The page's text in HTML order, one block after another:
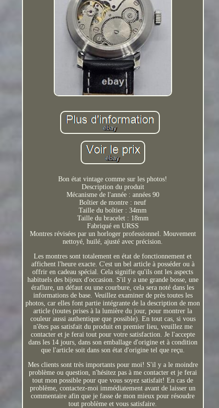
Bon état vintage comme sur les photos!
Description du produit
Mécanisme de l'année : années 90
Boîtier de montre : neuf
Taille du boîtier : 34mm
Taille du bracelet : 18mm
Fabriqué en URSS
Montres révisées par un horloger professionnel. Mouvement
nettoyé, huilé, ajusté avec précision.
Les montres sont totalement en état de fonctionnement et
affichent l'heure exacte. C'est un bel article à posséder ou à
offrir en cadeau spécial. Cela signifie qu'ils ont les aspects
habituels des bijoux d'occasion. S'il y a une grande bosse, une
éraflure, un défaut ou une courbure, cela sera noté dans les
informations de base. Veuillez examiner de près toutes les
photos, car elles font partie intégrante de la description de mon
article (toutes prises à la lumière du jour, pour montrer la
couleur aussi authentique que possible). En tout cas, si vous
n'êtes pas satisfait du produit en premier lieu, veuillez me
contacter et je ferai tout pour votre satisfaction. Je l'accepte
dans les 14 jours, dans son emballage d'origine et à condition
que l'article soit dans son état d'origine tel que reçu.
Mes clients sont très importants pour moi! S'il y a le moindre
problème ou question, n'hésitez pas à me contacter et je ferai
tout mon possible pour que vous soyez satisfait! En cas de
problème, contactez-moi immédiatement avant de laisser un
commentaire afin que je fasse de mon mieux pour résoudre
tout problème et vous satisfaire.